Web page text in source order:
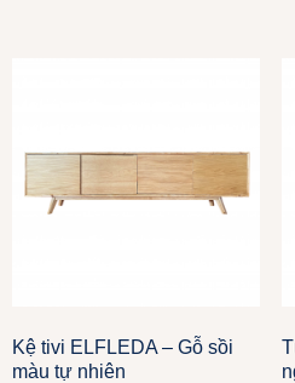
Kệ tivi ELFLEDA – Gỗ sồi
màu tự nhiên